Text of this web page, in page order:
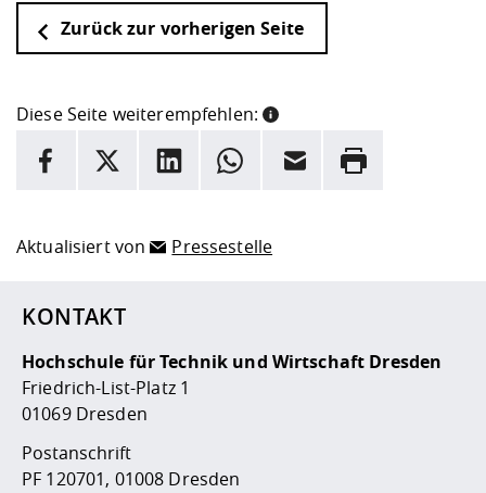
Zurück zur vorherigen Seite
Diese Seite weiterempfehlen:
INFORMATION
Hier stehen weitere Informationen und ein Link zur
Facebook
X LinkedInWhatsappE-Mail Drucken
Aktualisiert von Pressestelle
KONTAKT
Hochschule für Technik und Wirtschaft Dresden
Friedrich-List-Platz 1
01069 Dresden
Postanschrift
PF 120701, 01008 Dresden